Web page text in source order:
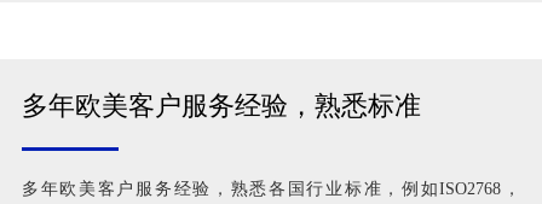
多年欧美客户服务经验，熟悉标准
多年欧美客户服务经验，熟悉各国行业标准，例如ISO2768，